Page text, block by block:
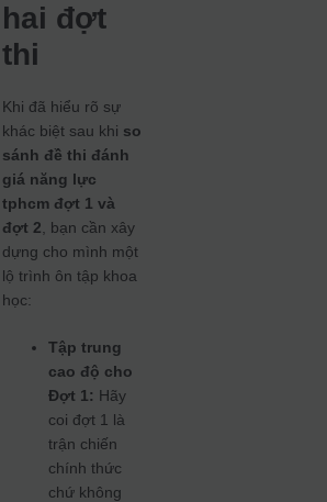
hai đợt
thi
Khi đã hiểu rõ sự
khác biệt sau khi so
sánh đề thi đánh
giá năng lực
tphcm đợt 1 và
đợt 2 , bạn cần xây
dựng cho mình một
lộ trình ôn tập khoa
học:
Tập trung
cao độ cho
Đợt 1: Hãy
coi đợt 1 là
trận chiến
chính thức
chứ không